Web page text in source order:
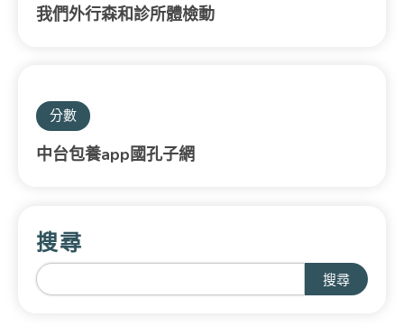
我們外行森和診所體檢動
分數
中台包養app國孔子網
搜尋
搜尋